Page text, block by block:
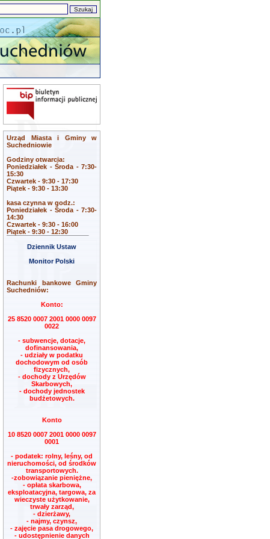
Urząd Miasta i Gminy w
Suchedniowie
Godziny otwarcia:
Poniedziałek - Środa - 7:30-
15:30
Czwartek - 9:30 - 17:30
Piątek - 9:30 - 13:30
kasa czynna w godz.:
Poniedziałek - Środa - 7:30-
14:30
Czwartek - 9:30 - 16:00
Piątek - 9:30 - 12:30
Dziennik Ustaw
Monitor Polski
Rachunki bankowe Gminy
Suchedniów:
Konto:
25 8520 0007 2001 0000 0097
0022
- subwencje, dotacje,
dofinansowania,
- udziały w podatku
dochodowym od osób
fizycznych,
- dochody z Urzędów
Skarbowych,
- dochody jednostek
budżetowych.
Konto
10 8520 0007 2001 0000 0097
0001
- podatek: rolny, leśny, od
nieruchomości, od środków
transportowych.
-zobowiązanie pieniężne,
- opłata skarbowa,
eksploatacyjna, targowa, za
wieczyste użytkowanie,
trwały zarząd,
- dzierżawy,
- najmy, czynsz,
- zajęcie pasa drogowego,
- udostępnienie danych